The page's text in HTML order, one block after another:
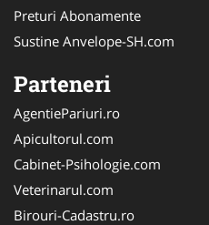
Preturi Abonamente
Sustine Anvelope-SH.com
Parteneri
AgentiePariuri.ro
Apicultorul.com
Cabinet-Psihologie.com
Veterinarul.com
Birouri-Cadastru.ro